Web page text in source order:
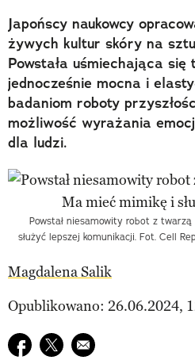
Japońscy naukowcy
żywych kultur skóry na
Powstała uśmiechająca
jednocześnie mocna i
badaniom roboty
możliwość wyrażania
dla ludzi.
Powstał niesamowity robot z
służyć lepszej komunikacji. Fot. Cell
Magdalena Salik
Opublikowano: 26.06.2024,
Udostępnij na facebook
Udostępnij na twitter
E-mail do przyjaciela